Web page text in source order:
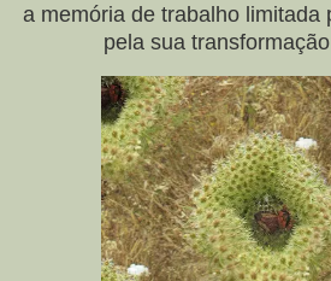
a memória de trabalho limitada
pela sua